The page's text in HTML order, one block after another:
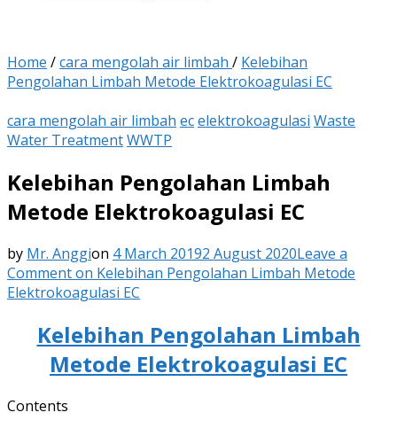
Home /cara mengolah air limbah / Kelebihan
Pengolahan Limbah Metode Elektrokoagulasi EC
cara mengolah air limbah ecelektrokoagulasi Waste
Water TreatmentWWTP
Kelebihan Pengolahan Limbah
Metode Elektrokoagulasi EC
by Mr. Anggion 4 March 20192 August 2020Leave a
Commenton Kelebihan Pengolahan Limbah Metode
Elektrokoagulasi EC
Kelebihan Pengolahan Limbah
Metode Elektrokoagulasi EC
Contents